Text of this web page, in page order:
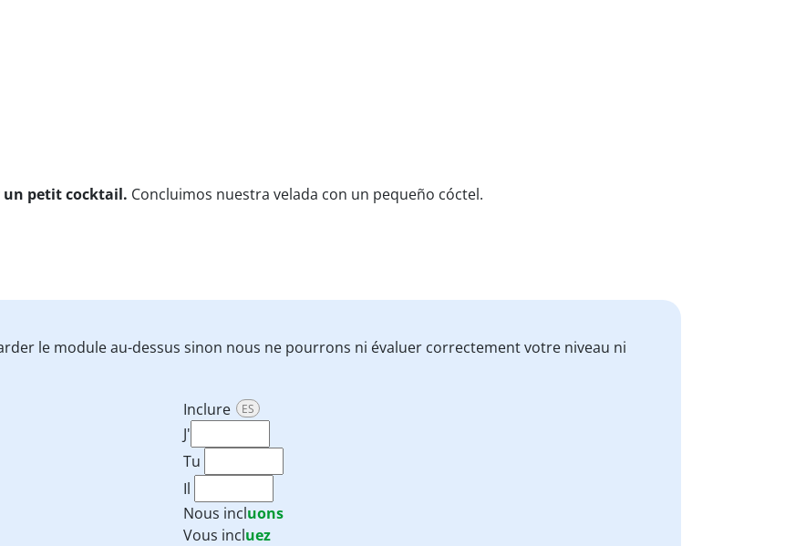
un petit cocktail. Concluimos nuestra velada con un pequeño cóctel.
le module au-dessus sinon nous ne pourrons ni évaluer correctement votre niveau ni
Inclure ES
J'
Tu
Il
Nous incluons
Vous incluez